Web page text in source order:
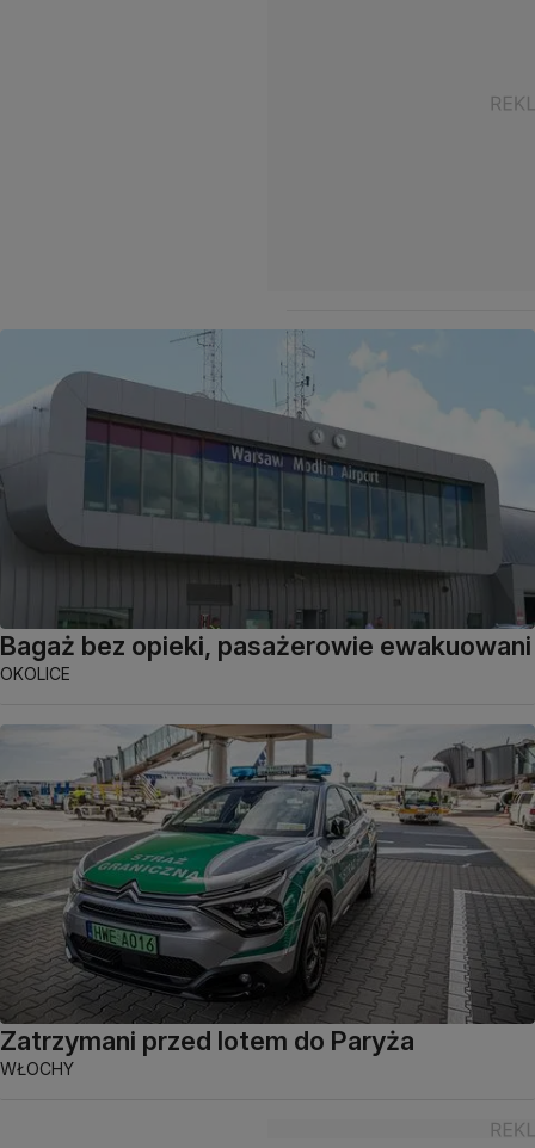
Bagaż bez opieki, pasażerowie ewakuowani
OKOLICE
Zatrzymani przed lotem do Paryża
WŁOCHY